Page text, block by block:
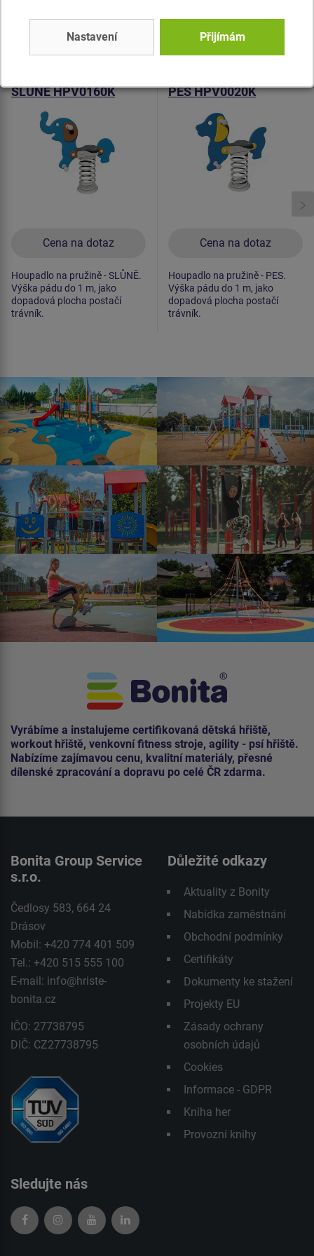
Podobnézboží
Produkt - HPV-0160K-10
SLŮNĚ HPV0160K
Cena na dotaz
Houpadlo na pružině - SLŮNĚ.
Výška pádu do 1 m, jako
dopadová plocha postačí
trávník.
Produkt - HPV-0020K-10
PES HPV0020K
Cena na dotaz
Houpadlo na pružině - PES.
Výška pádu do 1 m, jako
dopadová plocha postačí
trávník.
Vyrábíme a instalujeme certifikovaná dětská hřiště,
workout hřiště, venkovní fitness stroje, agility - psí hřiště.
Nabízíme zajímavou cenu, kvalitní materiály, přesné
dílenské zpracování a dopravu po celé ČR zdarma.
Bonita Group Service
s.r.o.
Čedlosy 583, 664 24
Drásov
Mobil: +420 774 401 509
Tel.: +420 515 555 100
E-mail: info@hriste-
bonita.cz
IČO: 27738795
DIČ: CZ27738795
Důležité odkazy
Aktuality z Bonity
Nabídka zaměstnání
Obchodní podmínky
Certifikáty
Dokumenty ke stažení
Projekty EU
Zásady ochrany
osobních údajů
Cookies
Informace - GDPR
Kniha her
Provozní knihy
Sledujte nás
Nastavení Přijímám